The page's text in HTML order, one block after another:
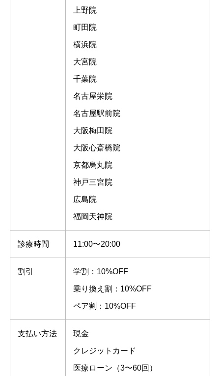
上野院
町田院
横浜院
大宮院
千葉院
名古屋栄院
名古屋駅前院
大阪梅田院
大阪心斎橋院
京都烏丸院
神戸三宮院
広島院
福岡天神院
診療時間 11:00〜20:00
割引 学割：10%OFF
乗り換え割：10%OFF
ペア割：10%OFF
支払い方法 現金
クレジットカード
医療ローン（3〜60回）